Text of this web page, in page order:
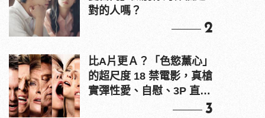
對的人嗎？
2
比A片更Ａ？「色慾薰心」
的超尺度 18 禁電影，真槍
實彈性愛、自慰、3P 直接
3